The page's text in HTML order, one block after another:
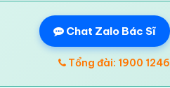
Chat Zalo Bác Sĩ
Tổng đài: 1900 1246